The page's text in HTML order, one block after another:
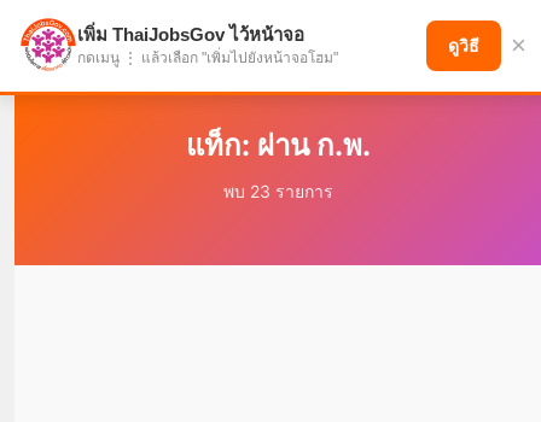
แบ่งปันโอกาส เพื่ออนาคตที่ก้าวหน้า
แท็ก: ผ่าน ก.พ.
พบ 23 รายการ
เพิ่ม ThaiJobsGov ไว้หน้าจอ
กดเมนู ⋮ แล้วเลือก "เพิ่มไปยังหน้าจอโฮม"
ดูวิธี ×